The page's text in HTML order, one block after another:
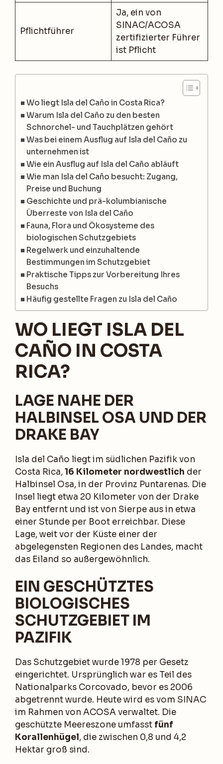
Pflichtführer
Ja, ein von
SINAC/ACOSA
zertifizierter Führer
ist Pflicht
Wo liegt Isla del Caño in Costa Rica?
Warum Isla del Caño zu den besten
Schnorchel- und Tauchplätzen gehört
Was bei einem Ausflug auf Isla del Caño zu
unternehmen ist
Wie ein Ausflug auf Isla del Caño abläuft
Wie man Isla del Caño besucht: Zugang,
Preise und Buchung
Geschichte und prä-kolumbianische
Überreste von Isla del Caño
Fauna, Flora und Ökosysteme des
biologischen Schutzgebiets
Regelwerk und einzuhaltende
Bestimmungen im Schutzgebiet
Praktische Tipps zur Vorbereitung Ihres
Besuchs
Häufig gestellte Fragen zu Isla del Caño
WO LIEGT ISLA DEL
CAÑO IN COSTA
RICA?
LAGE NAHE DER
HALBINSEL OSA UND DER
DRAKE BAY
Isla del Caño liegt im südlichen Pazifik von
Costa Rica,16 Kilometer nordwestlich der
Halbinsel Osa, in der Provinz Puntarenas. Die
Insel liegt etwa 20 Kilometer von der Drake
Bay entfernt und ist von Sierpe aus in etwa
einer Stunde per Boot erreichbar. Diese
Lage, weit vor der Küste einer der
abgelegensten Regionen des Landes, macht
das Eiland so außergewöhnlich.
EIN GESCHÜTZTES
BIOLOGISCHES
SCHUTZGEBIET IM
PAZIFIK
Das Schutzgebiet wurde 1978 per Gesetz
eingerichtet. Ursprünglich war es Teil des
Nationalparks Corcovado, bevor es 2006
abgetrennt wurde. Heute wird es vom SINAC
im Rahmen von ACOSA verwaltet. Die
geschützte Meereszone umfasst fünf
Korallenhügel, die zwischen 0,8 und 4,2
Hektar groß sind.